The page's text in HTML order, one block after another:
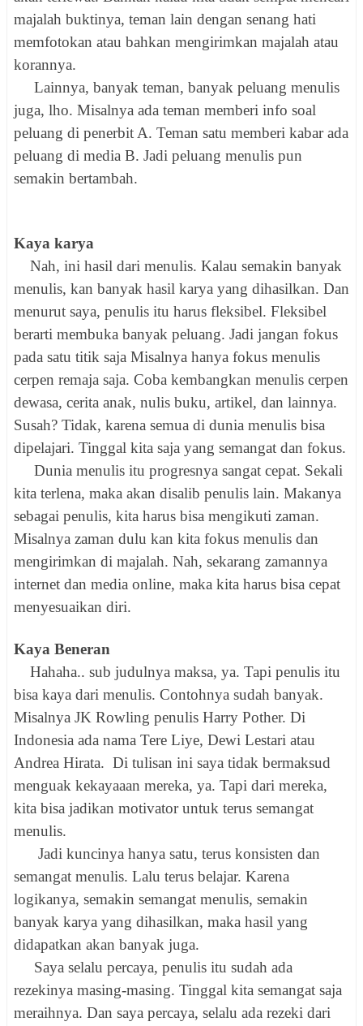
majalah buktinya, teman lain dengan senang hati
memfotokan atau bahkan mengirimkan majalah atau
korannya.
Lainnya, banyak teman, banyak peluang menulis
juga, lho. Misalnya ada teman memberi info soal
peluang di penerbit A. Teman satu memberi kabar ada
peluang di media B. Jadi peluang menulis pun
semakin bertambah.
Kaya karya
Nah, ini hasil dari menulis. Kalau semakin banyak
menulis, kan banyak hasil karya yang dihasilkan. Dan
menurut saya, penulis itu harus fleksibel. Fleksibel
berarti membuka banyak peluang. Jadi jangan fokus
pada satu titik saja Misalnya hanya fokus menulis
cerpen remaja saja. Coba kembangkan menulis cerpen
dewasa, cerita anak, nulis buku, artikel, dan lainnya.
Susah? Tidak, karena semua di dunia menulis bisa
dipelajari. Tinggal kita saja yang semangat dan fokus.
Dunia menulis itu progresnya sangat cepat. Sekali
kita terlena, maka akan disalib penulis lain. Makanya
sebagai penulis, kita harus bisa mengikuti zaman.
Misalnya zaman dulu kan kita fokus menulis dan
mengirimkan di majalah. Nah, sekarang zamannya
internet dan media online, maka kita harus bisa cepat
menyesuaikan diri.
Kaya Beneran
Hahaha.. sub judulnya maksa, ya. Tapi penulis itu
bisa kaya dari menulis. Contohnya sudah banyak.
Misalnya JK Rowling penulis Harry Pother. Di
Indonesia ada nama Tere Liye, Dewi Lestari atau
Andrea Hirata. Di tulisan ini saya tidak bermaksud
menguak kekayaaan mereka, ya. Tapi dari mereka,
kita bisa jadikan motivator untuk terus semangat
menulis.
Jadi kuncinya hanya satu, terus konsisten dan
semangat menulis. Lalu terus belajar. Karena
logikanya, semakin semangat menulis, semakin
banyak karya yang dihasilkan, maka hasil yang
didapatkan akan banyak juga.
Saya selalu percaya, penulis itu sudah ada
rezekinya masing-masing. Tinggal kita semangat saja
meraihnya. Dan saya percaya, selalu ada rezeki dari